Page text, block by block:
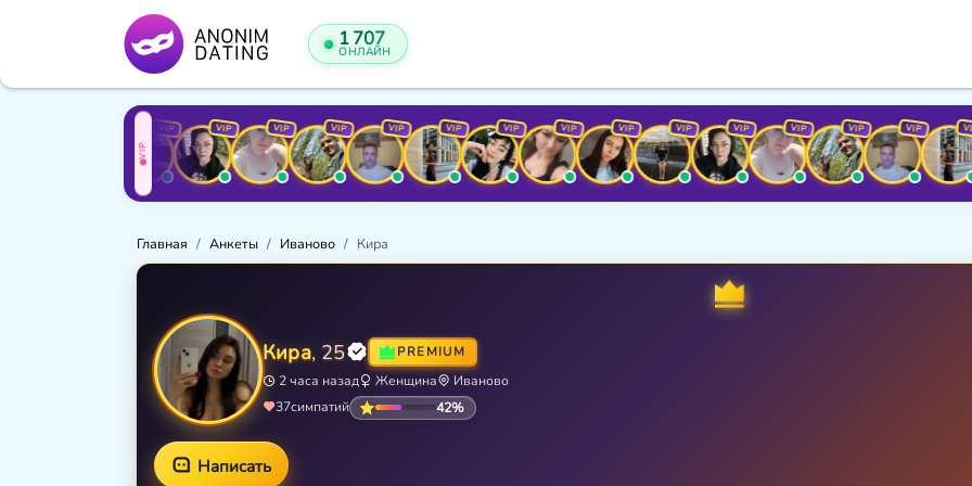
1 707
ОНЛАЙН
VIP
VIP VIP VIP VIP VIP VIP VIP VIP VIP VIP VIP VIP VIP VIP
Главная Анкеты Иваново Кира
Кира, 25
PREMIUM
2 часа назад
Женщина
Иваново
37симпатий 42%
Написать